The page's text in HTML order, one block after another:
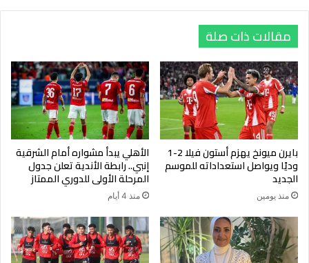
تصاعد المنافسة بين الأندية الكبرى، وعلى رأسها الأهلي وبيراميدز،
في ظل سعي كل منهما لتدعيم صفوفه بأسماء مميزة، استعدادًا
لموسم محلي وقاري منتظر
مقالات ذات صلة
بايرن ميونخ يهزم أستون فيلا 2-1
وديًا ويواصل استعداداته للموسم
الجديد
منذ يومين
الأهلي يبدأ مشواره أمام الشرقية
إنبي.. رابطة الأندية تعلن جدول
المرحلة الأولى للدوري الممتاز
منذ 4 أيام